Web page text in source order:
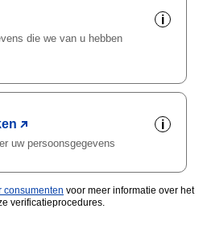
i
die we van u hebben
i
uw persoonsgegevens
consumenten voor meer informatie over het
verificatieprocedures.